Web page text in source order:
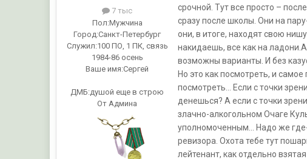
7 тыс
Пол:Мужчина
Город:Санкт-Петербург
Служил:100 ПО, 1 ПК, связь
1984-86 осень
Ваше имя:Сергей
ДМБ:душой еще в строю
От Админа
срочной. Тут все просто –
сразу после школы. Они на
они, в итоге, находят свою
накидаешь, все как на
возможны варианты. И без
Но это как посмотреть, и
посмотреть… Если с точки
денешься? А если с точки
злачно-алкогольном Очаге
уполномоченным… Надо же
ревизора. Охота тебе тут
лейтенант, как отдельно